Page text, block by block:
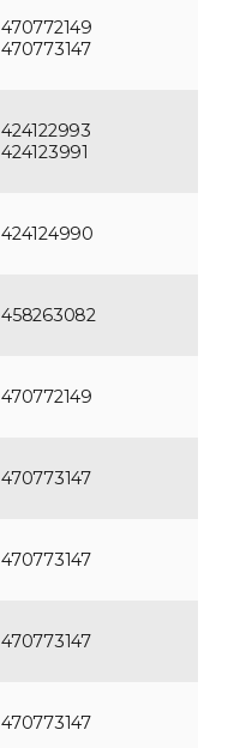
470772149
470773147
424122993
424123991
424124990
458263082
470772149
470773147
470773147
470773147
470773147